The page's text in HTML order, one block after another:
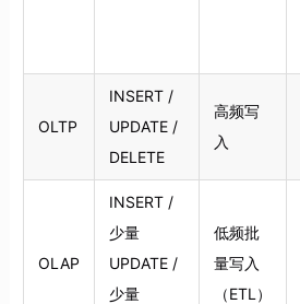
OLTP
INSERT /
UPDATE /
DELETE
高频写
入
OLAP
INSERT /
少量
UPDATE /
少量
低频批
量写入
（ETL）